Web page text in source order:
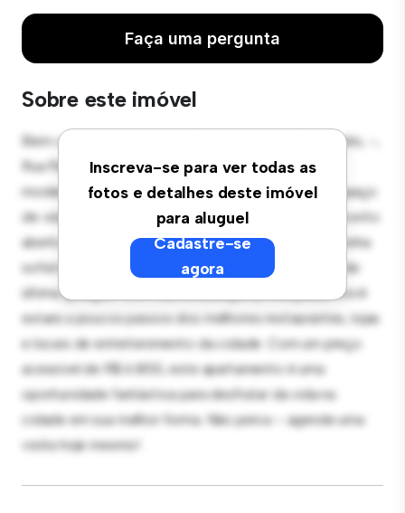
Faça uma pergunta
Sobre este imóvel
Inscreva-se para ver todas as
fotos e detalhes deste imóvel
para aluguel
Cadastre-se
agora
Bem-vindo ao seu novo refúgio urbano em Petrópolis, -,
Rua Perpétua Teles, 36 - Porto Alegre - RS! Este
moderno apartamento de 2 quartos oferece um espaço
de vida elegante e aconchegante. O layout em conceito
aberto é perfeito para receber convidados, e a cozinha
sofisticada está equipada com eletrodomésticos de
última geração. Com sua localização privilegiada, você
estará a poucos passos dos melhores restaurantes, lojas
e locais de entretenimento da cidade. Com um preço
acessível de R$ 6.800, este apartamento é uma
oportunidade fantástica para desfrutar da vida na
cidade em sua melhor forma. Não perca – agende uma
visita hoje mesmo!